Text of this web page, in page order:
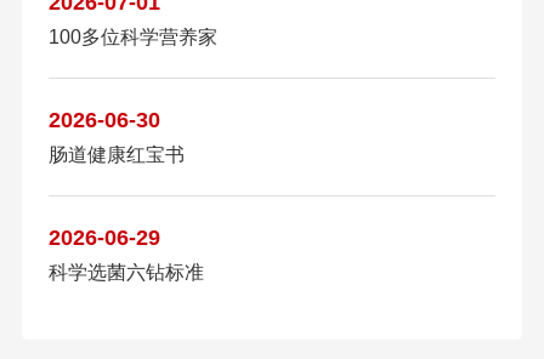
100多位科学营养家
2026-06-30
肠道健康红宝书
2026-06-29
科学选菌六钻标准